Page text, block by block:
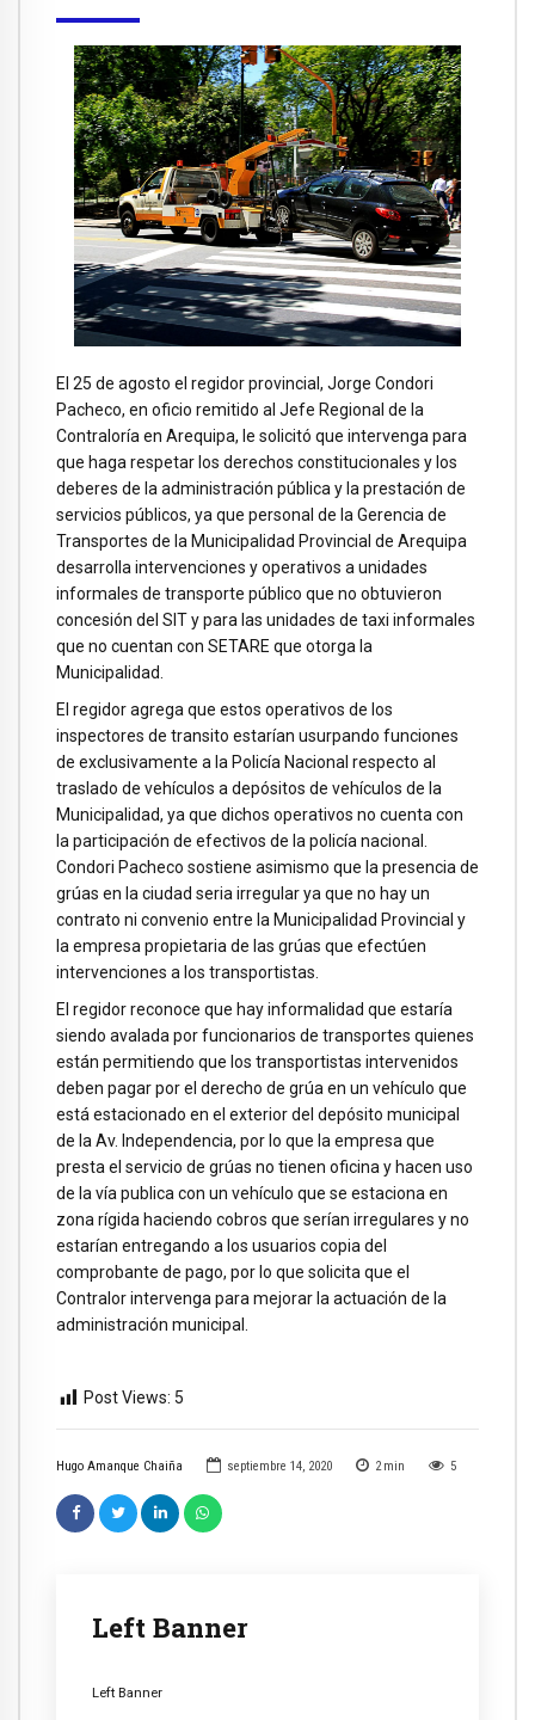
Hugo Amanque Chaiña septiembre 14, 2020 2 min 5
Left Banner
Left Banner
El 25 de agosto el regidor provincial, Jorge Condori
Pacheco, en oficio remitido al Jefe Regional de la
Contraloría en Arequipa, le solicitó que intervenga para
que haga respetar los derechos constitucionales y los
deberes de la administración pública y la prestación de
servicios públicos, ya que personal de la Gerencia de
Transportes de la Municipalidad Provincial de Arequipa
desarrolla intervenciones y operativos a unidades
informales de transporte público que no obtuvieron
concesión del SIT y para las unidades de taxi informales
que no cuentan con SETARE que otorga la
Municipalidad.
El regidor agrega que estos operativos de los
inspectores de transito estarían usurpando funciones
de exclusivamente a la Policía Nacional respecto al
traslado de vehículos a depósitos de vehículos de la
Municipalidad, ya que dichos operativos no cuenta con
la participación de efectivos de la policía nacional.
Condori Pacheco sostiene asimismo que la presencia de
grúas en la ciudad seria irregular ya que no hay un
contrato ni convenio entre la Municipalidad Provincial y
la empresa propietaria de las grúas que efectúen
intervenciones a los transportistas.
El regidor reconoce que hay informalidad que estaría
siendo avalada por funcionarios de transportes quienes
están permitiendo que los transportistas intervenidos
deben pagar por el derecho de grúa en un vehículo que
está estacionado en el exterior del depósito municipal
de la Av. Independencia, por lo que la empresa que
presta el servicio de grúas no tienen oficina y hacen uso
de la vía publica con un vehículo que se estaciona en
zona rígida haciendo cobros que serían irregulares y no
estarían entregando a los usuarios copia del
comprobante de pago, por lo que solicita que el
Contralor intervenga para mejorar la actuación de la
administración municipal.
Post Views: 5